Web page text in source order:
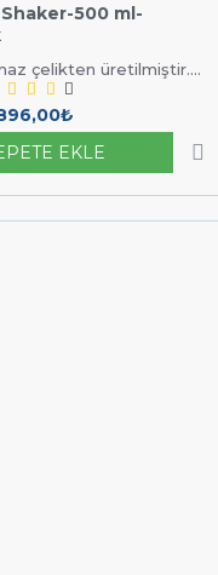
500 ml-
çelikten üretilmiştir....
EKLE